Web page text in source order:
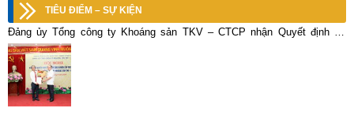
TIÊU ĐIỂM – SỰ KIỆN
Đảng ủy Tổng công ty Khoáng sản TKV – CTCP nhận Quyết định thí
điểm giao quyền cấp trên cơ sở của Đảng ủy Khối Doanh nghiệp Trung
ương